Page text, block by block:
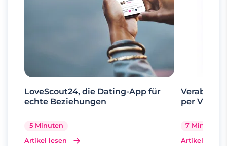
LoveScout24, die Dating-App für
echte Beziehungen
5 Minuten
Artikel lesen
per
7 Minuten
Artikel lesen